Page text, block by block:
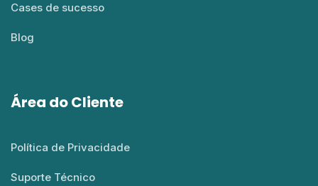
Cases de sucesso
Blog
Área do Cliente
Política de Privacidade
Suporte Técnico